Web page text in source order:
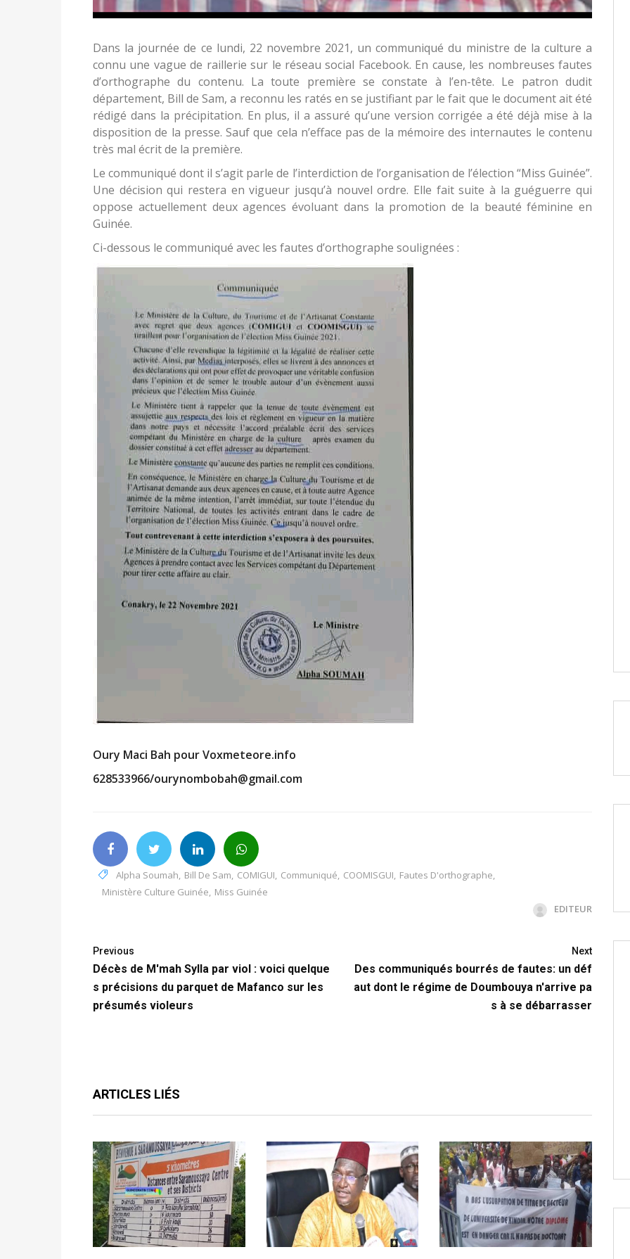
Dans la journée de ce lundi, 22 novembre 2021, un communiqué du ministre de la culture a
connu une vague de raillerie sur le réseau social Facebook. En cause, les nombreuses fautes
d’orthographe du contenu. La toute première se constate à l’en-tête. Le patron dudit
département, Bill de Sam, a reconnu les ratés en se justifiant par le fait que le document ait été
rédigé dans la précipitation. En plus, il a assuré qu’une version corrigée a été déjà mise à la
disposition de la presse. Sauf que cela n’efface pas de la mémoire des internautes le contenu
très mal écrit de la première.
Le communiqué dont il s’agit parle de l’interdiction de l’organisation de l’élection “Miss Guinée”.
Une décision qui restera en vigueur jusqu’à nouvel ordre. Elle fait suite à la guéguerre qui
oppose actuellement deux agences évoluant dans la promotion de la beauté féminine en
Guinée.
Ci-dessous le communiqué avec les fautes d’orthographe soulignées :
Oury Maci Bah pour Voxmeteore.info
628533966/ourynombobah@gmail.com
Alpha Soumah, Bill De Sam, COMIGUI, Communiqué, COOMISGUI, Fautes D'orthographe,
Ministère Culture Guinée, Miss Guinée
EDITEUR
Previous
Décès de M'mah Sylla par viol : voici quelque
s précisions du parquet de Mafanco sur les
présumés violeurs
Next
Des communiqués bourrés de fautes: un déf
aut dont le régime de Doumbouya n'arrive pa
s à se débarrasser
ARTICLES LIÉS